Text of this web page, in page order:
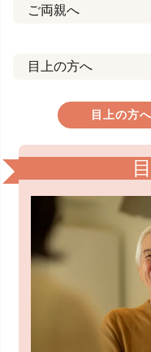
ご両親へ
目上の方へ
目上の方